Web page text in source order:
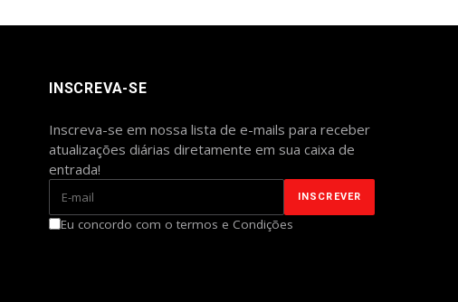
INSCREVA-SE
Inscreva-se em nossa lista de e-mails para receber
atualizações diárias diretamente em sua caixa de
entrada!
Eu concordo com o termos e Condições